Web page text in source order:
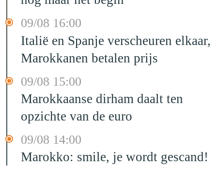
09/08 16:00
Italië en Spanje verscheuren elkaar,
Marokkanen betalen prijs
09/08 15:00
Marokkaanse dirham daalt ten
opzichte van de euro
09/08 14:00
Marokko: smile, je wordt gescand!